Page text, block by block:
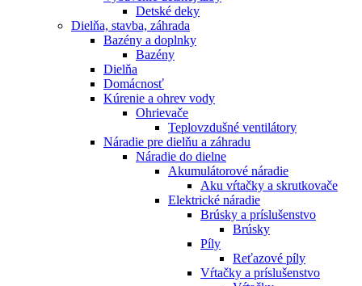
Detské deky
Dielňa, stavba, záhrada
Bazény a doplnky
Bazény
Dielňa
Domácnosť
Kúrenie a ohrev vody
Ohrievače
Teplovzdušné ventilátory
Náradie pre dielňu a záhradu
Náradie do dielne
Akumulátorové náradie
Aku vŕtačky a skrutkovače
Elektrické náradie
Brúsky a príslušenstvo
Brúsky
Píly
Reťazové píly
Vŕtačky a príslušenstvo